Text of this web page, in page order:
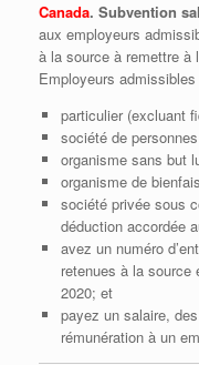
Canada. Subvention
aux employeurs
à la source à remettre à
Employeurs admissibles
particulier (excluant
société de personnes
organisme sans but
organisme de
société privée sous
déduction accordée
avez un numéro
retenues à la source
2020; et
payez un salaire,
rémunération à un